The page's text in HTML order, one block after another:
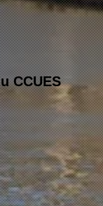
CCUES